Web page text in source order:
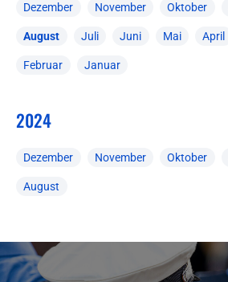
Dezember November Oktober
August Juli Juni Mai April
Februar Januar
2024
Dezember November Oktober
August